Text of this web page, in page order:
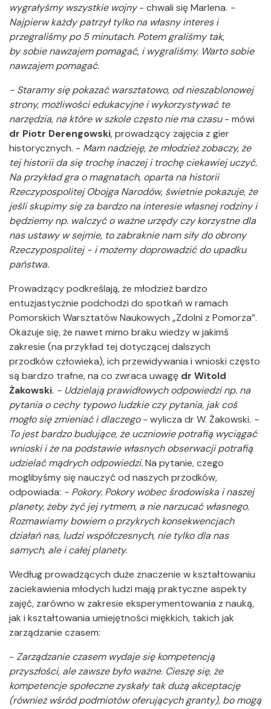
wygrałyśmy wszystkie wojny- chwali się Marlena. -
Najpierw każdy patrzył tylko na własny interes i
przegraliśmy po 5 minutach. Potem graliśmy tak,
by sobie nawzajem pomagać, i wygraliśmy. Warto sobie
nawzajem pomagać.
- Staramy się pokazać warsztatowo, od nieszablonowej
strony, możliwości edukacyjne i wykorzystywać te
narzędzia, na które w szkole często nie ma czasu- mówi
dr Piotr Derengowski, prowadzący zajęcia z gier
historycznych. - Mam nadzieję, że młodzież zobaczy, że
tej historii da się trochę inaczej i trochę ciekawiej uczyć.
Na przykład gra o magnatach, oparta na historii
Rzeczypospolitej Obojga Narodów, świetnie pokazuje, że
jeśli skupimy się za bardzo na interesie własnej rodziny i
będziemy np. walczyć o ważne urzędy czy korzystne dla
nas ustawy w sejmie, to zabraknie nam siły do obrony
Rzeczypospolitej - i możemy doprowadzić do upadku
państwa.
Prowadzący podkreślają, że młodzież bardzo
entuzjastycznie podchodzi do spotkań w ramach
Pomorskich Warsztatów Naukowych „Zdolni z Pomorza”.
Okazuje się, że nawet mimo braku wiedzy w jakimś
zakresie (na przykład tej dotyczącej dalszych
przodków człowieka), ich przewidywania i wnioski często
są bardzo trafne, na co zwraca uwagę dr Witold
Żakowski. - Udzielają prawidłowych odpowiedzi np. na
pytania o cechy typowo ludzkie czy pytania, jak coś
mogło się zmieniać i dlaczego- wylicza dr W. Żakowski. -
To jest bardzo budujące, że uczniowie potrafią wyciągać
wnioski i że na podstawie własnych obserwacji potrafią
udzielać mądrych odpowiedzi.Na pytanie, czego
moglibyśmy się nauczyć od naszych przodków,
odpowiada: - Pokory. Pokory wobec środowiska i naszej
planety, żeby żyć jej rytmem, a nie narzucać własnego.
Rozmawiamy bowiem o przykrych konsekwencjach
działań nas, ludzi współczesnych, nie tylko dla nas
samych, ale i całej planety.
Według prowadzących duże znaczenie w kształtowaniu
zaciekawienia młodych ludzi mają praktyczne aspekty
zajęć, zarówno w zakresie eksperymentowania z nauką,
jak i kształtowania umiejętności miękkich, takich jak
zarządzanie czasem:
- Zarządzanie czasem wydaje się kompetencją
przyszłości, ale zawsze było ważne. Cieszę się, że
kompetencje społeczne zyskały tak dużą akceptację
(również wśród podmiotów oferujących granty), bo mogą